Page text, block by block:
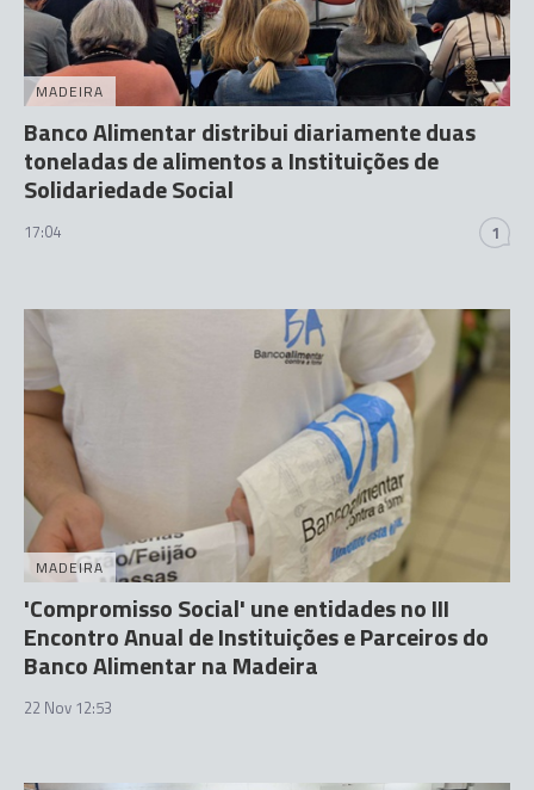
MADEIRA
Banco Alimentar distribui diariamente duas
toneladas de alimentos a Instituições de
Solidariedade Social
17:04 1
MADEIRA
'Compromisso Social' une entidades no III
Encontro Anual de Instituições e Parceiros do
Banco Alimentar na Madeira
22 Nov 12:53